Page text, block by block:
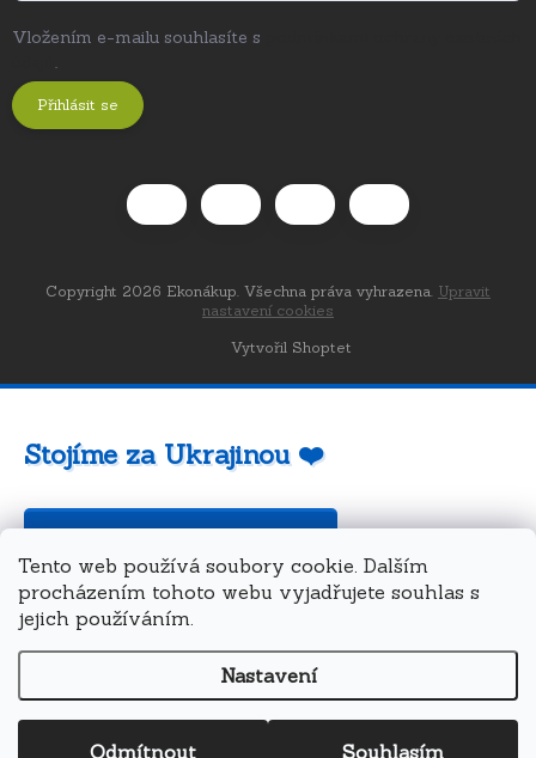
Tento web používá soubory cookie. Dalším
procházením tohoto webu vyjadřujete souhlas s
jejich používáním.
Nastavení
Odmítnout Souhlasím
Vložením e-mailu souhlasíte s
.
Přihlásit se
Vytvořil Shoptet
Copyright 2026 Ekonákup. Všechna práva vyhrazena. Upravit
nastavení cookies
Stojíme za Ukrajinou ❤️